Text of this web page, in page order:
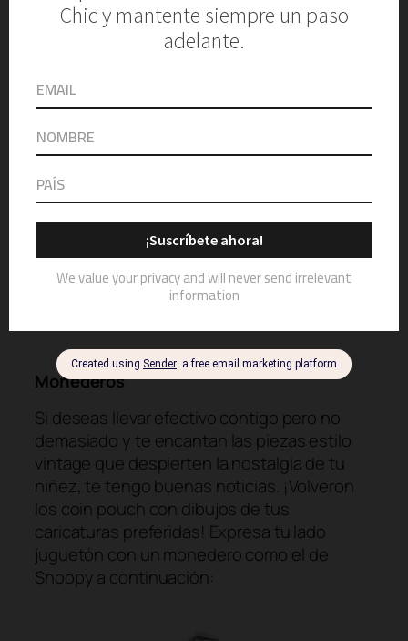
SHOP NOW
Monederos
Si deseas llevar efectivo contigo pero no
demasiado y te encantan las piezas estilo
vintage que despierten la nostalgia de tu
niñez, te tengo buenas noticias. ¡Volveron
los coin pouch con dibujos de tus
caricaturas preferidas! Expresa tu lado
juguetón con un monedero como el de
Snoopy a continuación: